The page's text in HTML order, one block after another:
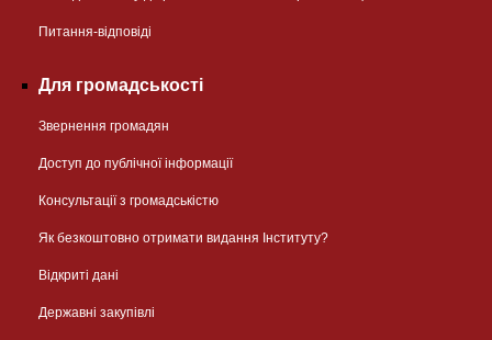
Питання-відповіді
Для громадськості
Звернення громадян
Доступ до публічної інформації
Консультації з громадськістю
Як безкоштовно отримати видання Інституту?
Відкриті дані
Державні закупівлі